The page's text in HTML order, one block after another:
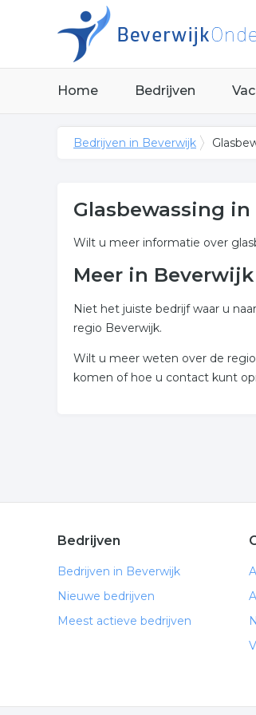
Home Bedrijven
Bedrijven in Beverwijk
Glasbewassing
Wilt u meer informatie over
Meer in Beverwijk
Niet het juiste bedrijf waar u
regio Beverwijk.
Wilt u meer weten over de
komen of hoe u contact kunt
Bedrijven
Bedrijven in Beverwijk
Nieuwe bedrijven
Meest actieve bedrijven